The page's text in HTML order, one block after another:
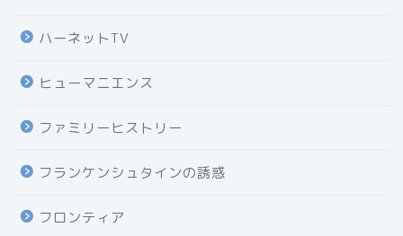
ハーネットTV
ヒューマニエンス
ファミリーヒストリー
フランケンシュタインの誘惑
フロンティア